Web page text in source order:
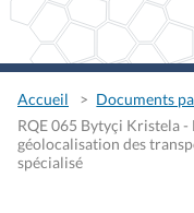
Accueil
Documents
RQE 065 Bytyçi Kristela
géolocalisation des
spécialisé